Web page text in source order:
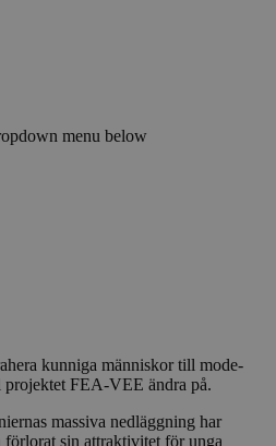
menu below
kunniga människor till mode-
FEA-VEE ändra på.
massiva nedläggning har
sin attraktivitet för unga